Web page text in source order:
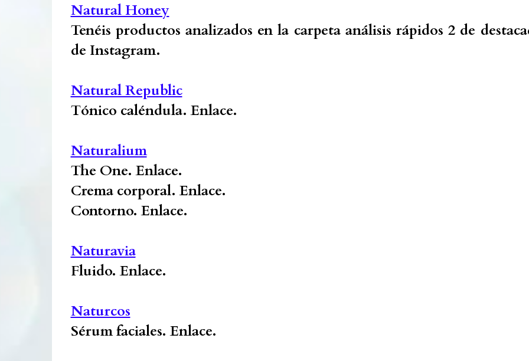
Natural Honey
Tenéis productos analizados en la carpeta análisis rápidos 2 de
de Instagram.
Natural Republic
Tónico caléndula.Enlace.
Naturalium
The One.Enlace.
Crema corporal.Enlace.
Contorno.Enlace.
Naturavia
Fluido.Enlace.
Naturcos
Sérum faciales.Enlace.